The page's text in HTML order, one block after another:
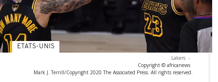
Lakers -
Copyright © africanews
Mark J. Terrill/Copyright 2020 The Associated Press. All rights reserved.
ETATS-UNIS